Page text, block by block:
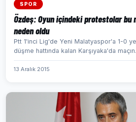
SPOR
Özdeş: Oyun içindeki protestolar bu
neden oldu
Ptt 1'inci Lig'de Yeni Malatyaspor'a 1-0
düşme hattında kalan Karşıyaka'da
13 Aralık 2015